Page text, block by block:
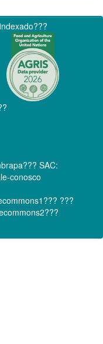
SAC:
conosco
???